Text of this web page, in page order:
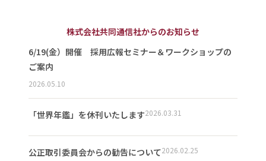
株式会社共同通信社からのお知らせ
6/19(金）開催 採用広報セミナー＆ワークショップの
ご案内
2026.05.10
「世界年鑑」を休刊いたします2026.03.31
公正取引委員会からの勧告について2026.02.25